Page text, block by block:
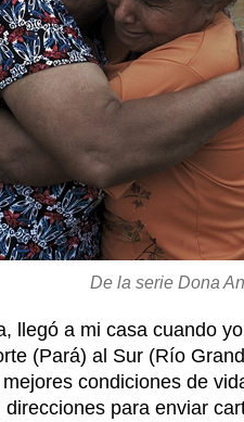
De la serie Dona
llegó a mi casa cuando
(Pará) al Sur (Río
condiciones de
para enviar